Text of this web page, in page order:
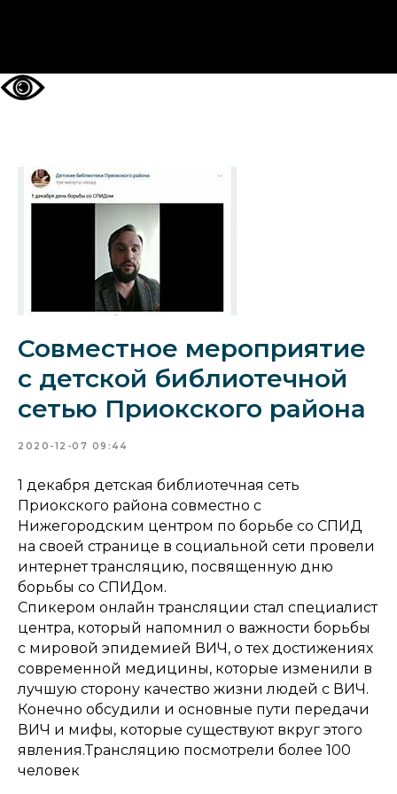
Совместное мероприятие
с детской библиотечной
сетью Приокского района
2020-12-07 09:44
1 декабря детская библиотечная сеть
Приокского района совместно с
Нижегородским центром по борьбе со СПИД
на своей странице в социальной сети провели
интернет трансляцию, посвященную дню
борьбы со СПИДом.
Спикером онлайн трансляции стал специалист
центра, который напомнил о важности борьбы
с мировой эпидемией ВИЧ, о тех достижениях
современной медицины, которые изменили в
лучшую сторону качество жизни людей с ВИЧ.
Конечно обсудили и основные пути передачи
ВИЧ и мифы, которые существуют вкруг этого
явления.Трансляцию посмотрели более 100
человек